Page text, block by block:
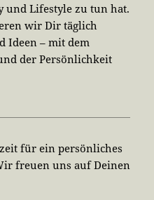
und Lifestyle zu tun hat.
wir Dir täglich
Ideen – mit dem
der Persönlichkeit
für ein persönliches
freuen uns auf Deinen